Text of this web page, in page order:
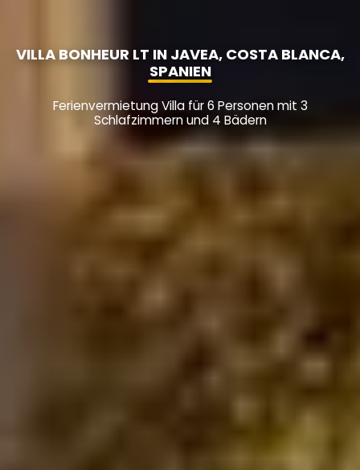
VILLA BONHEUR LT IN JAVEA, COSTA BLANCA,
SPANIEN
Ferienvermietung Villa für 6 Personen mit 3
Schlafzimmern und 4 Bädern